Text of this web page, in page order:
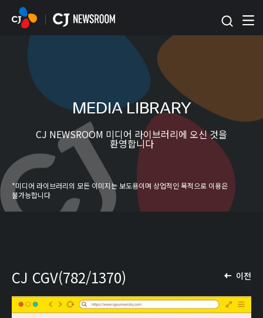
본문 바로가기
MEDIA LIBRARY
CJ NEWSROOM 미디어 라이브러리에 오신 것을
환영합니다
*미디어 라이브러리의 모든 이미지는 보도용이며 상업적인 목적으로 이용은
불가능합니다
이전
CJ CGV(782/1370)